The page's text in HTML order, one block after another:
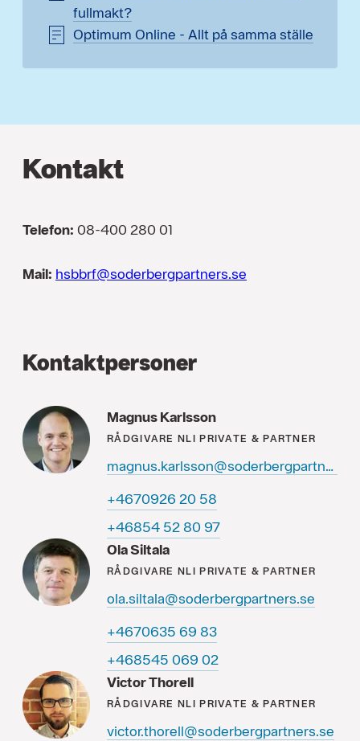
fullmakt?
Optimum Online - Allt på samma ställe
Kontakt
Telefon: 08-400 280 01
Mail: hsbbrf@soderbergpartners.se
Kontaktpersoner
Magnus Karlsson
RÅDGIVARE NLI PRIVATE & PARTNER
magnus.karlsson@soderbergpartners.se
85 02 6290764+
79 08 25 45864+
Ola Siltala
RÅDGIVARE NLI PRIVATE & PARTNER
ola.siltala@soderbergpartners.se
38 96 5360764+
20 960 545864+
Victor Thorell
RÅDGIVARE NLI PRIVATE & PARTNER
victor.thorell@soderbergpartners.se